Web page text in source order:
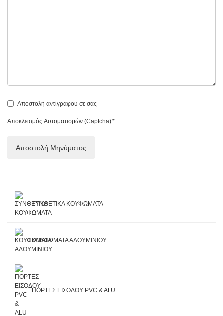
Αποστολή αντίγραφου σε σας
Αποκλεισμός Αυτοματισμών (Captcha) *
Αποστολή Μηνύματος
ΣΥΝΘΕΤΙΚΑ ΚΟΥΦΩΜΑΤΑ
ΚΟΥΦΩΜΑΤΑ ΑΛΟΥΜΙΝΙΟΥ
ΠΟΡΤΕΣ ΕΙΣΟΔΟΥ PVC & ALU